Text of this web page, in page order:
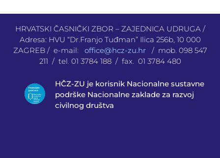
HRVATSKI ČASNIČKI ZBOR – ZAJEDNICA UDRUGA /
Adresa: HVU “Dr.Franjo Tuđman” Ilica 256b, 10 000
ZAGREB / e-mail: office@hcz-zu.hr
/ mob. 098 547
211 / tel. 01 3784 188 / fax. 01 3784 480
HČZ-ZU je korisnik Nacionalne sustavne
podrške Nacionalne zaklade za razvoj
civilnog društva